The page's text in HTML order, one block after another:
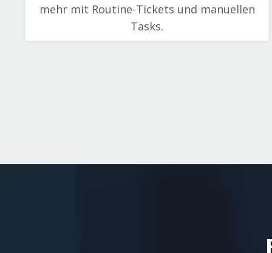
mehr mit Routine-Tickets und manuellen
Tasks.